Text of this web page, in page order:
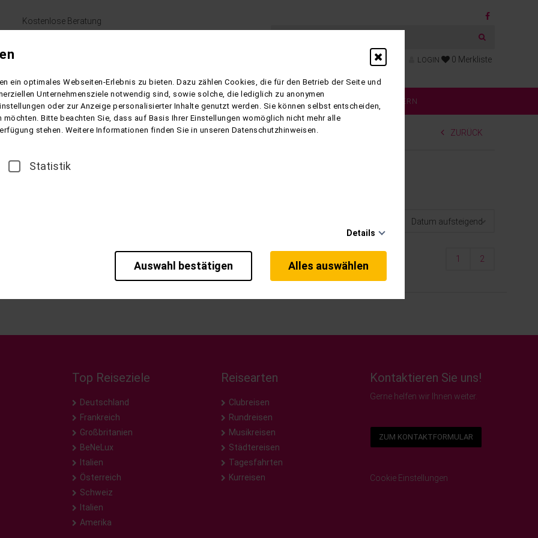
Kostenlose Beratung
LOGIN 0 Merkliste
KUREN & WELLNESS REESE REISEN KONTAKT INFORMATIONEN KATALOG BLÄTTERN
ZURÜCK
1 2
Top Reiseziele
Deutschland
Frankreich
Großbritanien
BeNeLux
Italien
Österreich
Schweiz
Italien
Amerika
Reisearten
Clubreisen
Rundreisen
Musikreisen
Städtereisen
Tagesfahrten
Kurreisen
Kontaktieren Sie uns!
Gerne helfen wir Ihnen weiter.
ZUM KONTAKTFORMULAR
Cookie Einstellungen
ein optimales Webseiten-Erlebnis zu bieten. Dazu zählen Cookies, die für den Betrieb der Seite und
Unternehmensziele notwendig sind, sowie solche, die lediglich zu anonymen
oder zur Anzeige personalisierter Inhalte genutzt werden. Sie können selbst entscheiden,
Bitte beachten Sie, dass auf Basis Ihrer Einstellungen womöglich nicht mehr alle
stehen. Weitere Informationen finden Sie in unseren Datenschutzhinweisen.
Statistik
Details
der Seite unbedingt notwendig und ermöglichen beispielsweise sicherheitsrelevante
wir mit dieser Art von Cookies ebenfalls erkennen, ob Sie in Ihrem Profil eingeloggt bleiben
die Besucherzahlen und den Effekt bestimmter Seiten unseres Web-Auftritts ermitteln und
Auswahl bestätigen Alles auswählen